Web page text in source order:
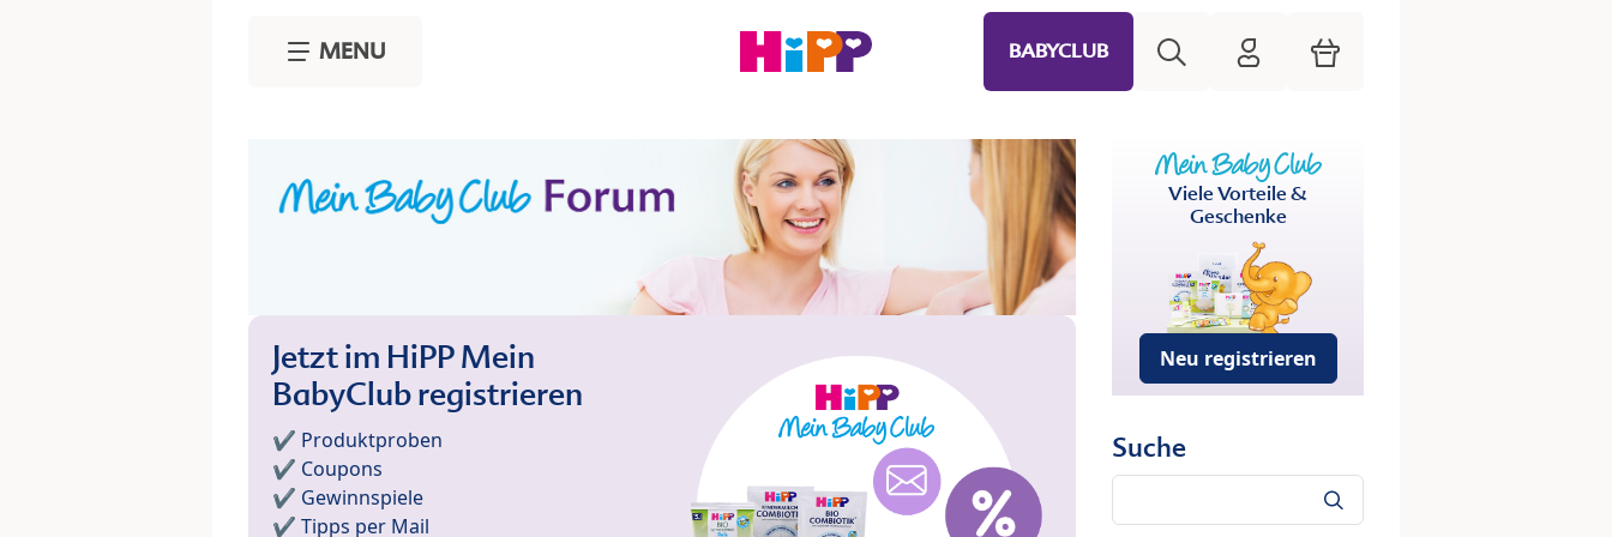
MENU BABYCLUB HiPP Mein Babyclub
Warenkorb
Jetzt im HiPP Mein
BabyClub registrieren
✔️ Produktproben
✔️ Coupons
✔️ Gewinnspiele
✔️ Tipps per Mail
Viele Vorteile &
Geschenke
Neu registrieren
Suche